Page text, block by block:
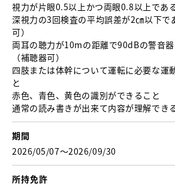
視力が片眼0.5以上かつ両眼0.8以上であ
深視力の3回検査の平均誤差が2㎝以下で
可）
両耳の聴力が10mの距離で90dBの警音
（補聴器可）
四肢または体幹について運転に必要な運
と
赤色、青色、黄色の識別ができること
通常の読み書きが出来て内容が理解でき
期間
2026/05/07〜2026/09/30
所持免許